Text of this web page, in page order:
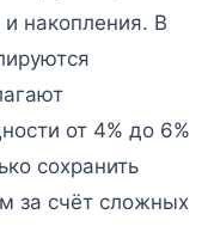
накопления. В
от 4% до 6%
сохранить
за счёт сложных